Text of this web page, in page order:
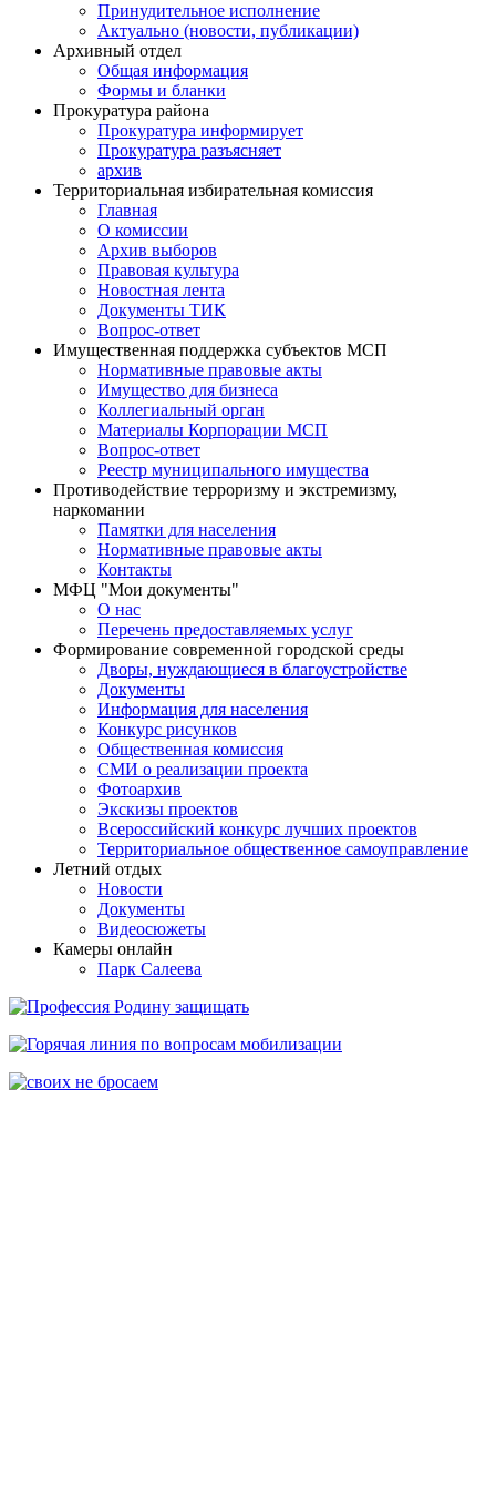
Принудительное исполнение
Актуально (новости, публикации)
Архивный отдел
Общая информация
Формы и бланки
Прокуратура района
Прокуратура информирует
Прокуратура разъясняет
архив
Территориальная избирательная комиссия
Главная
О комиссии
Архив выборов
Правовая культура
Новостная лента
Документы ТИК
Вопрос-ответ
Имущественная поддержка субъектов МСП
Нормативные правовые акты
Имущество для бизнеса
Коллегиальный орган
Материалы Корпорации МСП
Вопрос-ответ
Реестр муниципального имущества
Противодействие терроризму и экстремизму,
наркомании
Памятки для населения
Нормативные правовые акты
Контакты
МФЦ "Мои документы"
О нас
Перечень предоставляемых услуг
Формирование современной городской среды
Дворы, нуждающиеся в благоустройстве
Документы
Информация для населения
Конкурс рисунков
Общественная комиссия
СМИ о реализации проекта
Фотоархив
Экскизы проектов
Всероссийский конкурс лучших проектов
Территориальное общественное самоуправление
Летний отдых
Новости
Документы
Видеосюжеты
Камеры онлайн
Парк Салеева